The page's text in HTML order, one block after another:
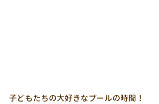
子どもたちの大好きなプールの時間！